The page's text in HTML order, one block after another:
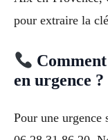
pour extraire la
en urgence ?
Pour une urgence